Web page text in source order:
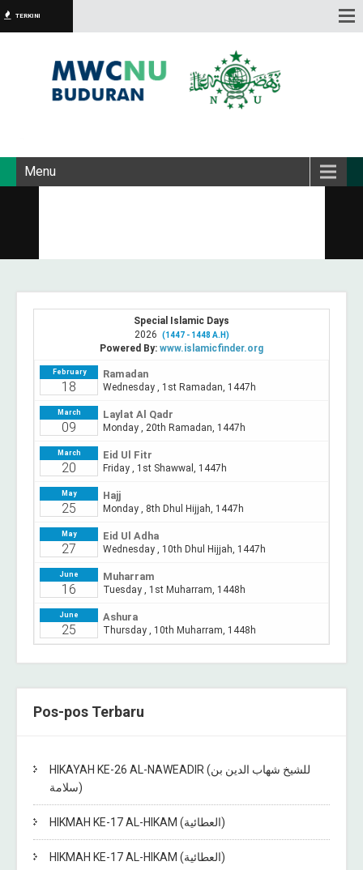
TERKINI
Menu
Pos-pos Terbaru
HIKAYAH KE-26 AL-NAWEADIR (للشيخ شهاب الدين بن
سلامة)
HIKMAH KE-17 AL-HIKAM (العطائية)
HIKMAH KE-17 AL-HIKAM (العطائية)